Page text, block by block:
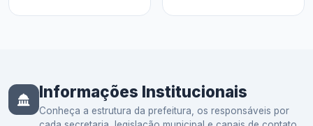
Informações Institucionais
Conheça a estrutura da prefeitura, os responsáveis por